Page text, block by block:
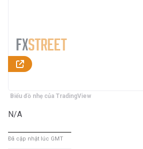
Biểu đồ nhẹ của TradingView
N/A
Đã cập nhật lúc GMT